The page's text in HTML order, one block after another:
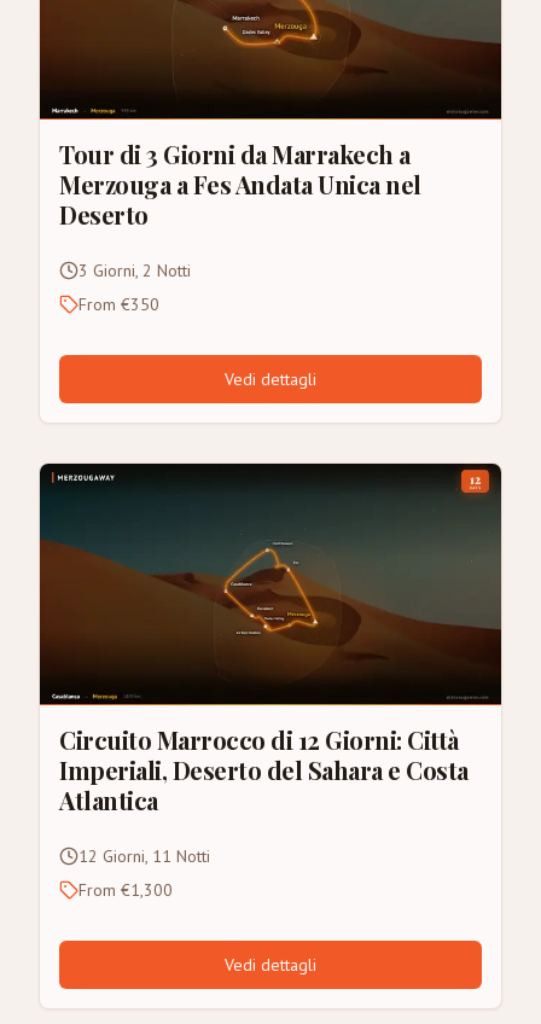
Tour di 3 Giorni da Marrakech a
Merzouga a Fes Andata Unica nel
Deserto
3 Giorni, 2 Notti
From €350
Vedi dettagli
Circuito Marrocco di 12 Giorni: Città
Imperiali, Deserto del Sahara e Costa
Atlantica
12 Giorni, 11 Notti
From €1,300
Vedi dettagli